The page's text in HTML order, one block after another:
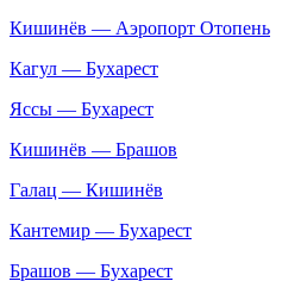
Кишинёв — Аэропорт Отопень
Кагул — Бухарест
Яссы — Бухарест
Кишинёв — Брашов
Галац — Кишинёв
Кантемир — Бухарест
Брашов — Бухарест